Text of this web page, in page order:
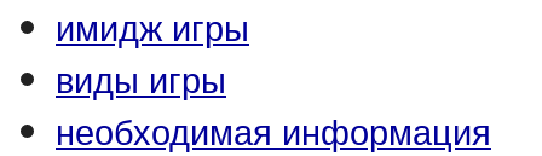
имидж игры
виды игры
необходимая информация